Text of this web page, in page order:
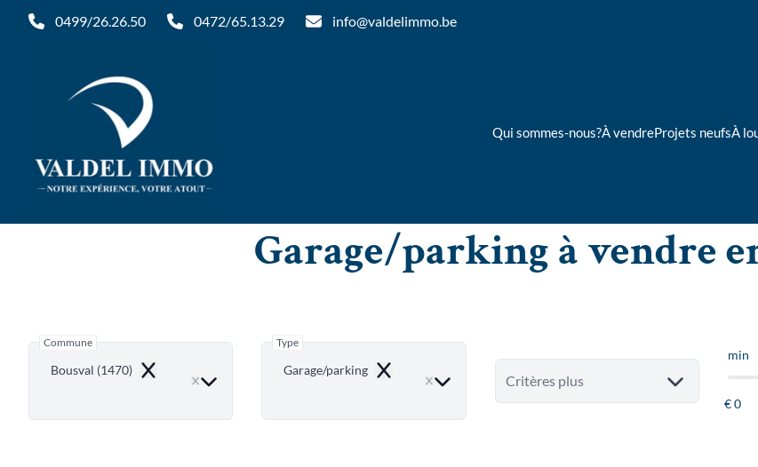
Aller au contenu principal
0499/26.26.50 0472/65.13.29 info@valdelimmo.be
Qui sommes-nous?À vendreProjets neufsÀ
Garage/parking à vendre
Commune
Bousval (1470)
Remove
Type
Garage/parking
Remove Critères plus
min